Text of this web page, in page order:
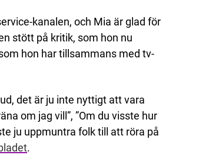
kanalen, och Mia är glad för
stött på kritik, som hon nu
hon har tillsammans med tv-
det är ju inte nyttigt att vara
om jag vill”, ”Om du visste hur
ju uppmuntra folk till att röra på
.